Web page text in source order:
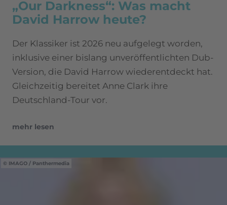
„Our Darkness“: Was macht
David Harrow heute?
Der Klassiker ist 2026 neu aufgelegt worden,
inklusive einer bislang unveröffentlichten Dub-
Version, die David Harrow wiederentdeckt hat.
Gleichzeitig bereitet Anne Clark ihre
Deutschland-Tour vor.
mehr lesen
IMAGO / Panthermedia